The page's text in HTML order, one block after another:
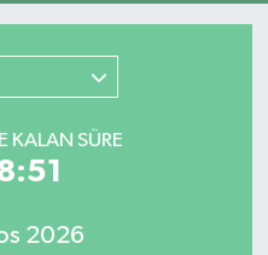
KALAN SÜRE
2026
Haritası